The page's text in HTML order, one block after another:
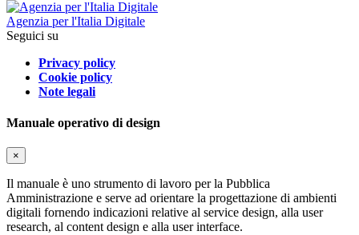
Agenzia per l'Italia Digitale
Seguici su
Privacy policy
Cookie policy
Note legali
Manuale operativo di design
×
Il manuale è uno strumento di lavoro per la Pubblica
Amministrazione e serve ad orientare la progettazione di ambienti
digitali fornendo indicazioni relative al service design, alla user
research, al content design e alla user interface.